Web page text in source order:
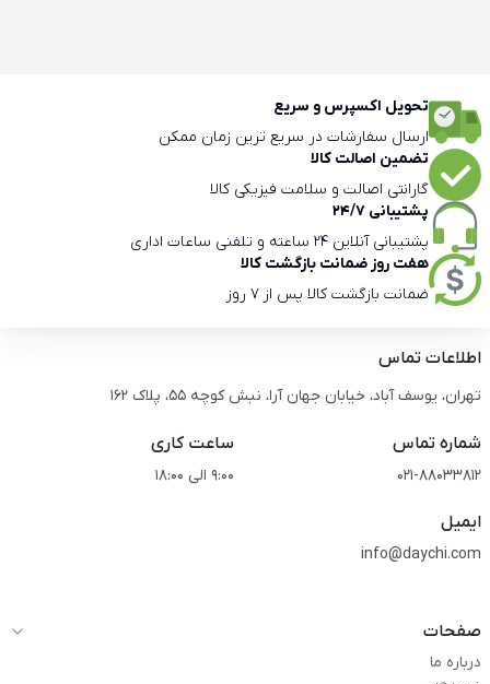
تحویل اکسپرس و سریع
ارسال سفارشات در سریع ترین زمان ممکن
تضمین اصالت کالا
گارانتی اصالت و سلامت فیزیکی کالا
پشتیبانی 24/7
پشتیبانی آنلاین 24 ساعته و تلفنی ساعات اداری
هفت روز ضمانت بازگشت کالا
ضمانت بازگشت کالا پس از 7 روز
اطلاعات تماس
تهران، یوسف آباد، خیابان جهان آرا، نبش کوچه 55، پلاک 162
شماره تماس
021-88033812
ساعت کاری
9:00 الی 18:00
ایمیل
info@daychi.com
صفحات
درباره ما